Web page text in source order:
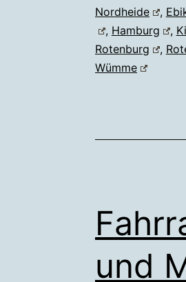
Nordheide
,
, Hamburg ,
Rotenburg
,
Wümme
und